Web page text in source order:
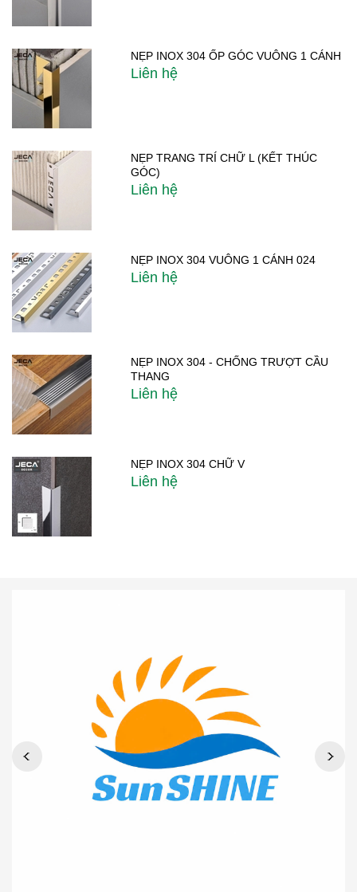
NẸP INOX 304 ỐP GÓC VUÔNG 1 CÁNH
Liên hệ
NẸP TRANG TRÍ CHỮ L (KẾT THÚC
GÓC)
Liên hệ
NẸP INOX 304 VUÔNG 1 CÁNH 024
Liên hệ
NẸP INOX 304 - CHỐNG TRƯỢT CẦU
THANG
Liên hệ
NẸP INOX 304 CHỮ V
Liên hệ